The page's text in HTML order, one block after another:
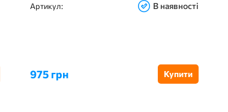
Артикул: В наявності
975 грн Купити